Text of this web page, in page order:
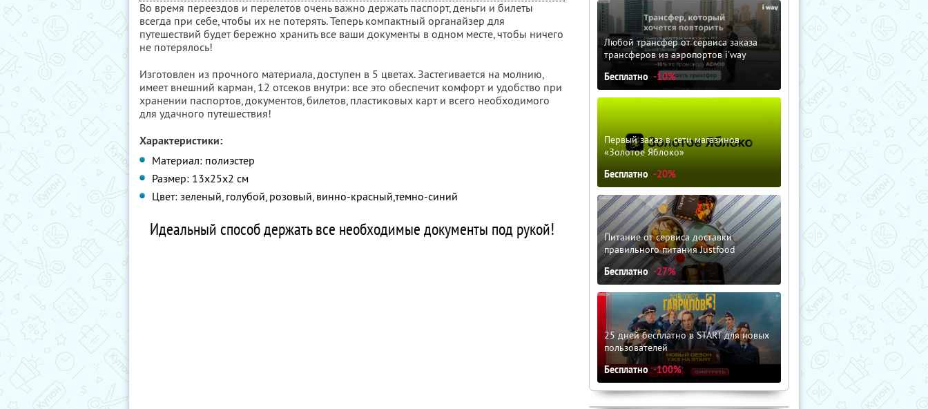
Во время переездов и перелетов очень важно держать паспорт, деньги и билеты
всегда при себе, чтобы их не потерять. Теперь компактный органайзер для
путешествий будет бережно хранить все ваши документы в одном месте, чтобы ничего
не потерялось!
Изготовлен из прочного материала, доступен в 5 цветах. Застегивается на молнию,
имеет внешний карман, 12 отсеков внутри: все это обеспечит комфорт и удобство при
хранении паспортов, документов, билетов, пластиковых карт и всего необходимого
для удачного путешествия!
Характеристики:
Материал: полиэстер
Размер: 13х25х2 см
Цвет: зеленый, голубой, розовый, винно-красный,темно-синий
Идеальный способ держать все необходимые документы под рукой!
Любой трансфер от сервиса заказа
трансферов из аэропортов i'way
Бесплатно -10%
Первый заказ в сети магазинов
«Золотое Яблоко»
Бесплатно -20%
Питание от сервиса доставки
правильного питания Justfood
Бесплатно -27%
25 дней бесплатно в START для новых
пользователей
Бесплатно -100%